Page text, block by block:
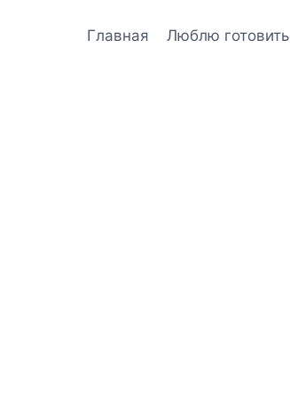
Главная Люблю готовить